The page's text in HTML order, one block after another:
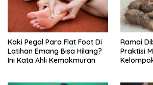
Kaki Pegal Para Flat Foot Di
Latihan Emang Bisa Hilang?
Ini Kata Ahli Kemakmuran
Ramai
Praktisi